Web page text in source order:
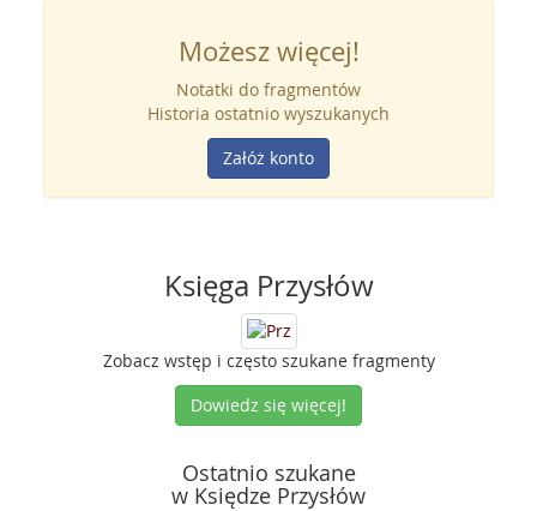
Możesz więcej!
Notatki do fragmentów
Historia ostatnio wyszukanych
Załóż konto
Księga Przysłów
Zobacz wstęp i często szukane fragmenty
Dowiedz się więcej!
Ostatnio szukane
w Księdze Przysłów